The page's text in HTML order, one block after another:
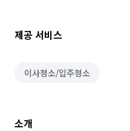
제공 서비스
이사청소/입주청소
소개